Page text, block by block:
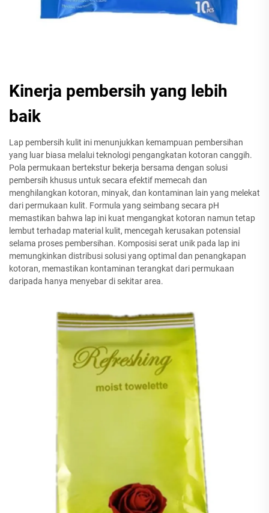
Kinerja pembersih yang lebih
baik
Lap pembersih kulit ini menunjukkan kemampuan pembersihan
yang luar biasa melalui teknologi pengangkatan kotoran canggih.
Pola permukaan bertekstur bekerja bersama dengan solusi
pembersih khusus untuk secara efektif memecah dan
menghilangkan kotoran, minyak, dan kontaminan lain yang melekat
dari permukaan kulit. Formula yang seimbang secara pH
memastikan bahwa lap ini kuat mengangkat kotoran namun tetap
lembut terhadap material kulit, mencegah kerusakan potensial
selama proses pembersihan. Komposisi serat unik pada lap ini
memungkinkan distribusi solusi yang optimal dan penangkapan
kotoran, memastikan kontaminan terangkat dari permukaan
daripada hanya menyebar di sekitar area.